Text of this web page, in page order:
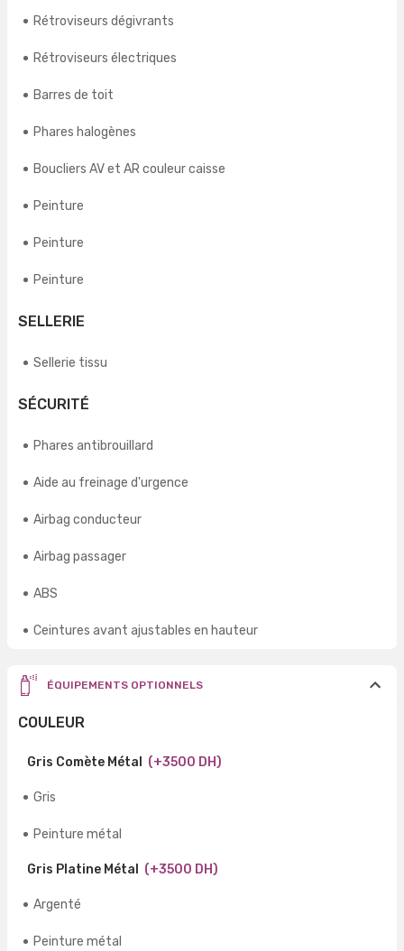
Rétroviseurs dégivrants
Rétroviseurs électriques
Barres de toit
Phares halogènes
Boucliers AV et AR couleur caisse
Peinture
Peinture
Peinture
SELLERIE
Sellerie tissu
SÉCURITÉ
Phares antibrouillard
Aide au freinage d'urgence
Airbag conducteur
Airbag passager
ABS
Ceintures avant ajustables en hauteur
ÉQUIPEMENTS OPTIONNELS
COULEUR
Gris Comète Métal (+3500 DH)
Gris
Peinture métal
Gris Platine Métal (+3500 DH)
Argenté
Peinture métal